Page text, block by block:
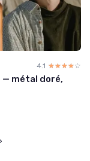
4.1 ☆☆☆☆☆
★★★★★
— métal doré,